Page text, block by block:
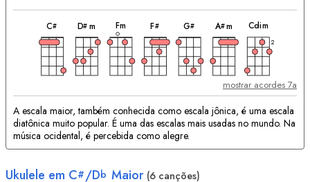
Correspondentes:
C#
acorde
D# m
acorde
Fm
acorde
F#
acorde
G#
acorde
A#m
acorde
Cdim
acorde
2
mostrar acordes 7a
A escala maior, também conhecida como escala jônica, é uma escala
diatônica muito popular. É uma das escalas mais usadas no mundo. Na
música ocidental, é percebida como alegre.
Ukulele em C#/Db Maior (6 canções)